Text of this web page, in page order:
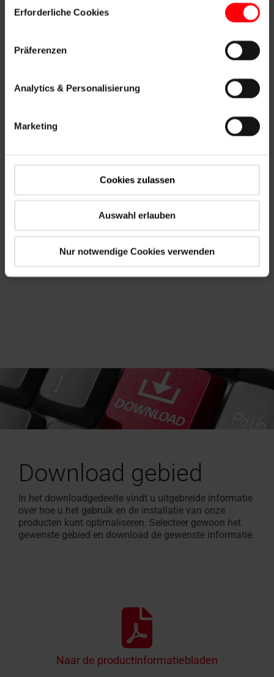
Erforderliche Cookies
Präferenzen
Analytics & Personalisierung
Marketing
Cookies zulassen
Auswahl erlauben
Nur notwendige Cookies verwenden
Accessoires en verbindingsproducten
Download gebied
In het downloadgedeelte vindt u uitgebreide informatie
over hoe u het gebruik en de installatie van onze
producten kunt optimaliseren. Selecteer gewoon het
gewenste gebied en download de gewenste informatie.
Naar de productinformatiebladen